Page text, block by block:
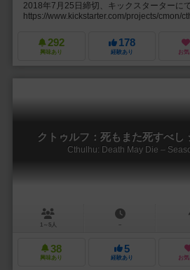
2018年7月25日締切、キックスターターにて
https://www.kickstarter.com/projects/cmon/
292
興味あり
178
経験あり お気
クトゥルフ：死もまた死すべし
Cthulhu: Death May Die –
1～5人 －
38
興味あり
5
経験あり お気